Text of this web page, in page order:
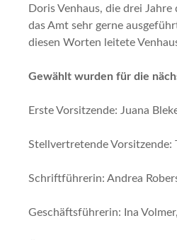
Doris Venhaus, die drei
das Amt sehr gerne
diesen Worten leitete
Gewählt wurden für die
Erste Vorsitzende: Juana
Stellvertretende Vorsitzende:
Schriftführerin: Andrea
Geschäftsführerin: Ina